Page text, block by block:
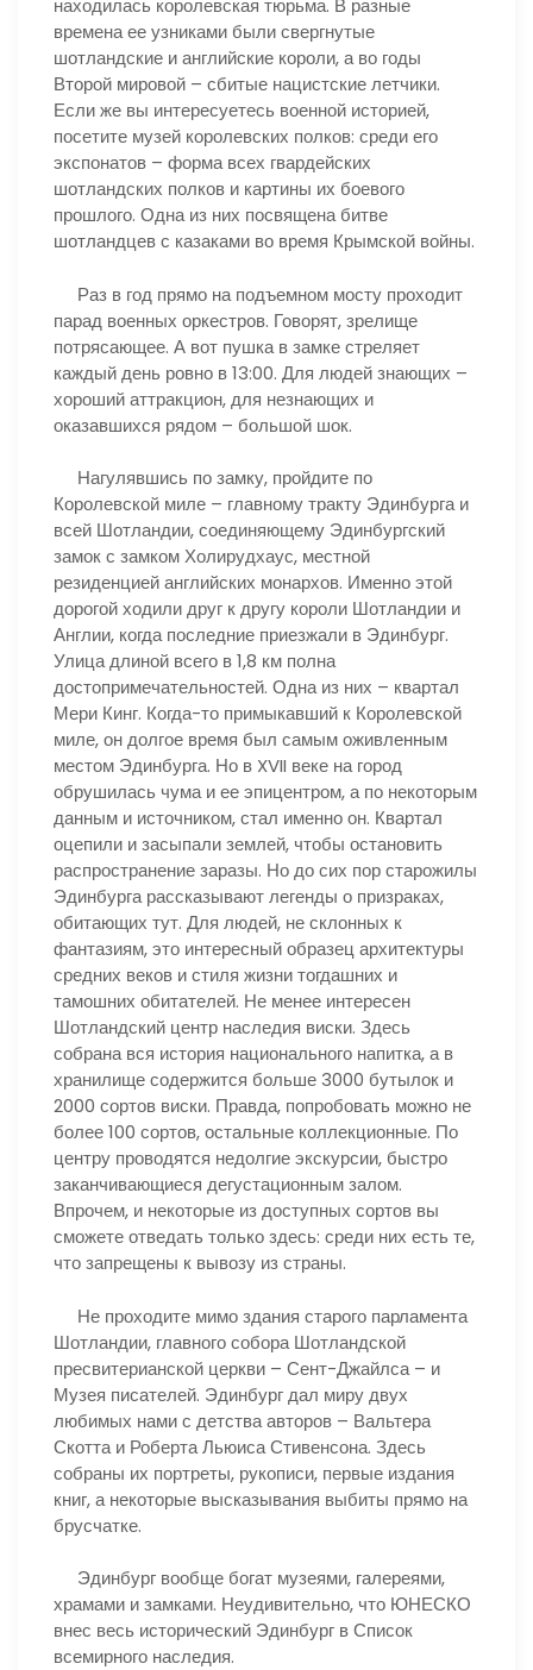
находилась королевская тюрьма. В разные
времена ее узниками были свергнутые
шотландские и английские короли, а во годы
Второй мировой – сбитые нацистские летчики.
Если же вы интересуетесь военной историей,
посетите музей королевских полков: среди его
экспонатов – форма всех гвардейских
шотландских полков и картины их боевого
прошлого. Одна из них посвящена битве
шотландцев с казаками во время Крымской войны.
Раз в год прямо на подъемном мосту проходит
парад военных оркестров. Говорят, зрелище
потрясающее. А вот пушка в замке стреляет
каждый день ровно в 13:00. Для людей знающих –
хороший аттракцион, для незнающих и
оказавшихся рядом – большой шок.
Нагулявшись по замку, пройдите по
Королевской миле – главному тракту Эдинбурга и
всей Шотландии, соединяющему Эдинбургский
замок с замком Холирудхаус, местной
резиденцией английских монархов. Именно этой
дорогой ходили друг к другу короли Шотландии и
Англии, когда последние приезжали в Эдинбург.
Улица длиной всего в 1,8 км полна
достопримечательностей. Одна из них – квартал
Мери Кинг. Когда-то примыкавший к Королевской
миле, он долгое время был самым оживленным
местом Эдинбурга. Но в XVII веке на город
обрушилась чума и ее эпицентром, а по некоторым
данным и источником, стал именно он. Квартал
оцепили и засыпали землей, чтобы остановить
распространение заразы. Но до сих пор старожилы
Эдинбурга рассказывают легенды о призраках,
обитающих тут. Для людей, не склонных к
фантазиям, это интересный образец архитектуры
средних веков и стиля жизни тогдашних и
тамошних обитателей. Не менее интересен
Шотландский центр наследия виски. Здесь
собрана вся история национального напитка, а в
хранилище содержится больше 3000 бутылок и
2000 сортов виски. Правда, попробовать можно не
более 100 сортов, остальные коллекционные. По
центру проводятся недолгие экскурсии, быстро
заканчивающиеся дегустационным залом.
Впрочем, и некоторые из доступных сортов вы
сможете отведать только здесь: среди них есть те,
что запрещены к вывозу из страны.
Не проходите мимо здания старого парламента
Шотландии, главного собора Шотландской
пресвитерианской церкви – Сент-Джайлса – и
Музея писателей. Эдинбург дал миру двух
любимых нами с детства авторов – Вальтера
Скотта и Роберта Льюиса Стивенсона. Здесь
собраны их портреты, рукописи, первые издания
книг, а некоторые высказывания выбиты прямо на
брусчатке.
Эдинбург вообще богат музеями, галереями,
храмами и замками. Неудивительно, что ЮНЕСКО
внес весь исторический Эдинбург в Список
всемирного наследия.